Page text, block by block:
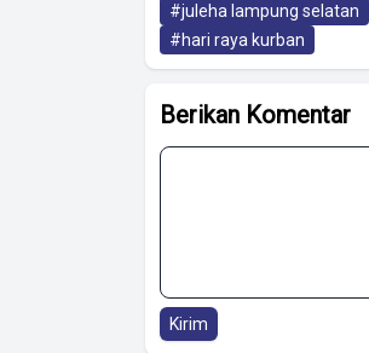
#juleha lampung selatan
#hari raya kurban
Berikan Komentar
Kirim